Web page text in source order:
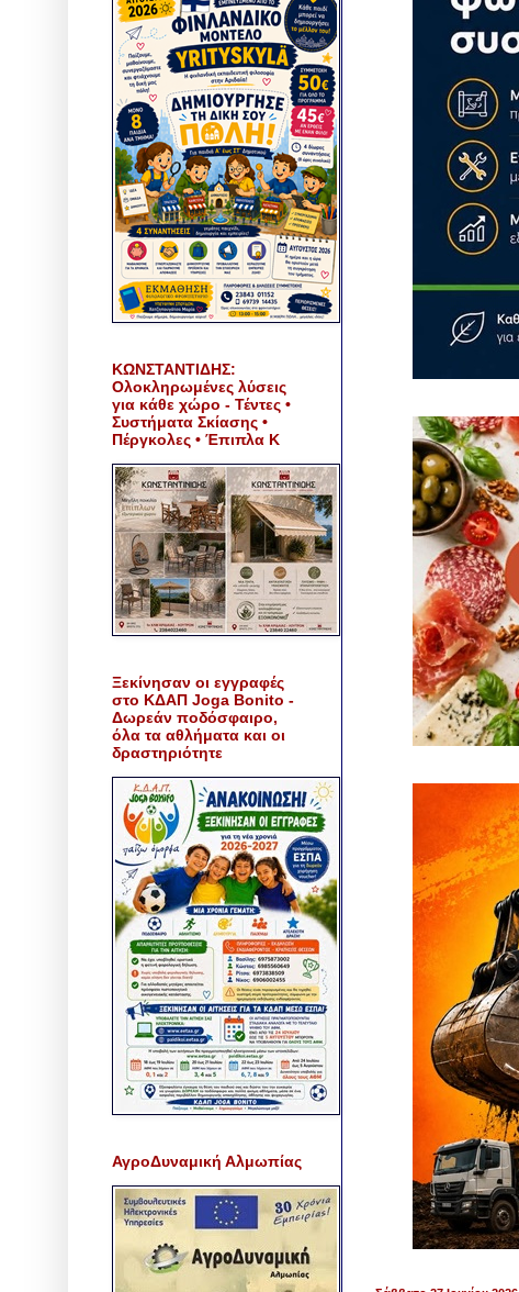
ΚΩΝΣΤΑΝΤΙΔΗΣ:
Ολοκληρωμένες λύσεις
για κάθε χώρο - Τέντες •
Συστήματα Σκίασης •
Πέργκολες • Έπιπλα Κ
Ξεκίνησαν οι εγγραφές
στο ΚΔΑΠ Joga Bonito -
Δωρεάν ποδόσφαιρο,
όλα τα αθλήματα και οι
δραστηριότητε
ΑγροΔυναμική Αλμωπίας